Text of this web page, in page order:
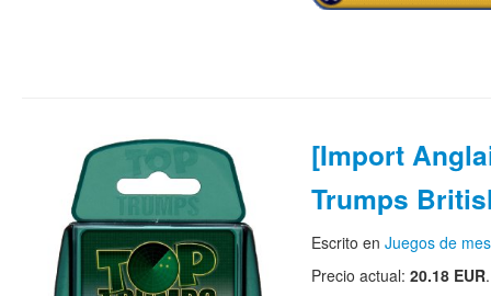
[Import
Trumps
Escrito en Juegos de
Precio actual: 20.18 EUR.